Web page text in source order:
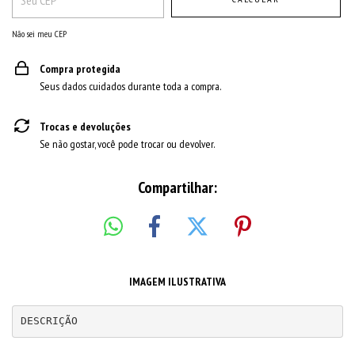
Não sei meu CEP
Compra protegida
Seus dados cuidados durante toda a compra.
Trocas e devoluções
Se não gostar, você pode trocar ou devolver.
Compartilhar:
IMAGEM ILUSTRATIVA
DESCRIÇÃO